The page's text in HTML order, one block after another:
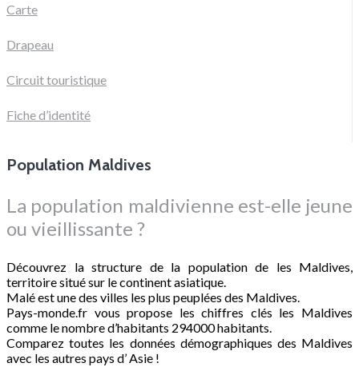
Carte
Drapeau
Circuit touristique
Fiche d’identité
Population Maldives
La population maldivienne est-elle jeune
ou vieillissante ?
Découvrez la structure de la population de les Maldives,
territoire situé sur le continent asiatique.
Malé est une des villes les plus peuplées des Maldives.
Pays-monde.fr vous propose les chiffres clés les Maldives
comme le nombre d’habitants 294000 habitants.
Comparez toutes les données démographiques des Maldives
avec les autres pays d’ Asie !